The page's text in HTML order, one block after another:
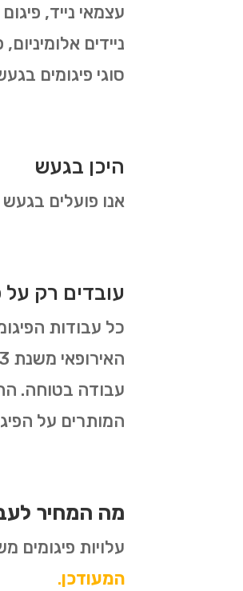
עצמאי נייד,
ניידים
סוגי פיגומים
היכן בגעש
אנו פועלים
עובדים רק על
עבודה בטוחה.
המותרים על
מה המחיר
עלויות פיגומים
המעודכן.